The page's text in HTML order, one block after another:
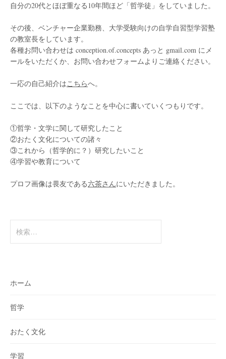
自分の20代とほぼ重なる10年間ほど「哲学徒」をしていました。
その後、ベンチャー企業勤務、大学受験向けの自学自習型学習塾
の教室長をしています。
各種お問い合わせは conception.of.concepts あっと gmail.com にメ
ールをいただくか、お問い合わせフォームよりご連絡ください。
一応の自己紹介はこちらへ。
ここでは、以下のようなことを中心に書いていくつもりです。
①哲学・文学に関して研究したこと
②おたく文化についての諸々
③これから（哲学的に？）研究したいこと
④学習や教育について
プロフ画像は畏友である六茶さんにいただきました。
索:
ホーム
哲学
おたく文化
学習